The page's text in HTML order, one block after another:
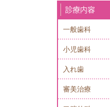
診療内容
一般歯科
小児歯科
入れ歯
審美治療